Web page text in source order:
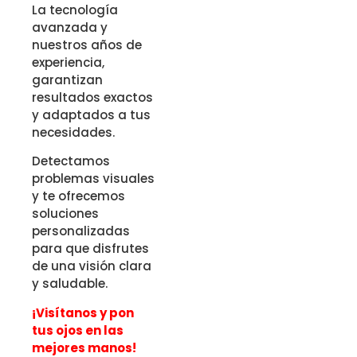
La tecnología
avanzada y
nuestros años de
experiencia,
garantizan
resultados exactos
y adaptados a tus
necesidades.
Detectamos
problemas visuales
y te ofrecemos
soluciones
personalizadas
para que disfrutes
de una visión clara
y saludable.
¡Visítanos y pon
tus ojos en las
mejores manos!